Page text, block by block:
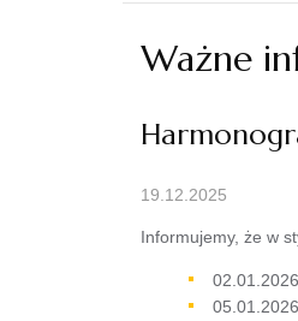
Ważne
19.12.2025
Informujemy, że w